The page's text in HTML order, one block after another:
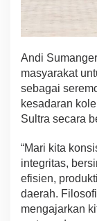
Andi
masyarakat
sebagai
kesadaran
Sultra secara
“Mari kita
integritas,
efisien,
daerah.
mengajarkan